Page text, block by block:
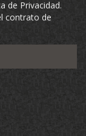
de Privacidad.
contrato de